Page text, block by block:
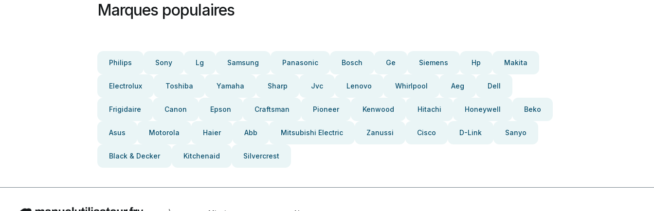
Marques populaires
Philips Sony Lg Samsung Panasonic Bosch Ge Siemens Hp Makita
Electrolux Toshiba Yamaha Sharp Jvc Lenovo Whirlpool Aeg Dell
Frigidaire Canon Epson Craftsman Pioneer Kenwood Hitachi Honeywell Beko
Asus Motorola Haier Abb Mitsubishi Electric Zanussi Cisco D-Link Sanyo
Black & Decker Kitchenaid Silvercrest